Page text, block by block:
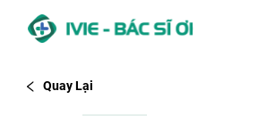
Quay Lại